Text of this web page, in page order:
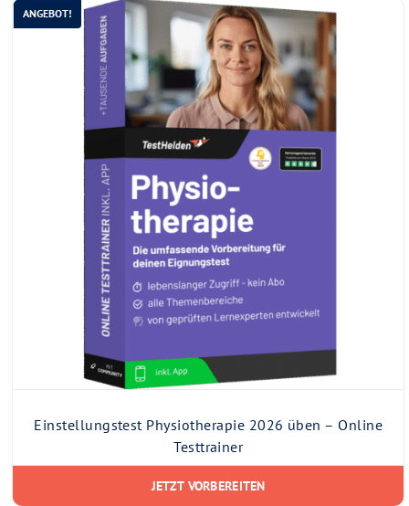
ANGEBOT!
Einstellungstest Physiotherapie 2026 üben – Online
Testtrainer
JETZT VORBEREITEN